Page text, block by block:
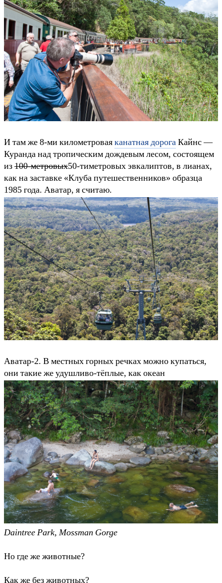
И там же 8-ми километроваяканатная дорогаКайнс —
Куранда над тропическим дождевым лесом, состоящем
из100-метровых50-тиметровых эвкалиптов, в лианах,
как на заставке «Клуба путешественников» образца
1985 года. Аватар, я считаю.
Аватар-2. В местных горных речках можно купаться,
они такие же удушливо-тёплые, как океан
Daintree Park, Mossman Gorge
Но где же животные?
Как же без животных?